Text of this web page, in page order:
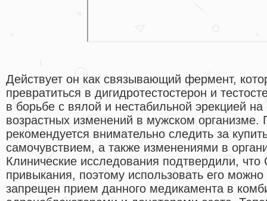
Действует он как связывающий фермент,
превратиться в дигидротестостерон и
в борьбе с вялой и нестабильной эрекцией
возрастных изменений в мужском
рекомендуется внимательно следить за
самочувствием, а также изменениями в
Клинические исследования подтвердили,
привыкания, поэтому использовать его можно
запрещен прием данного медикамента в